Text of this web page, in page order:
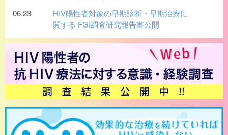
06.23
HIV陽性者対象の早期診断・早期治療に
関する FGI調査研究報告書公開